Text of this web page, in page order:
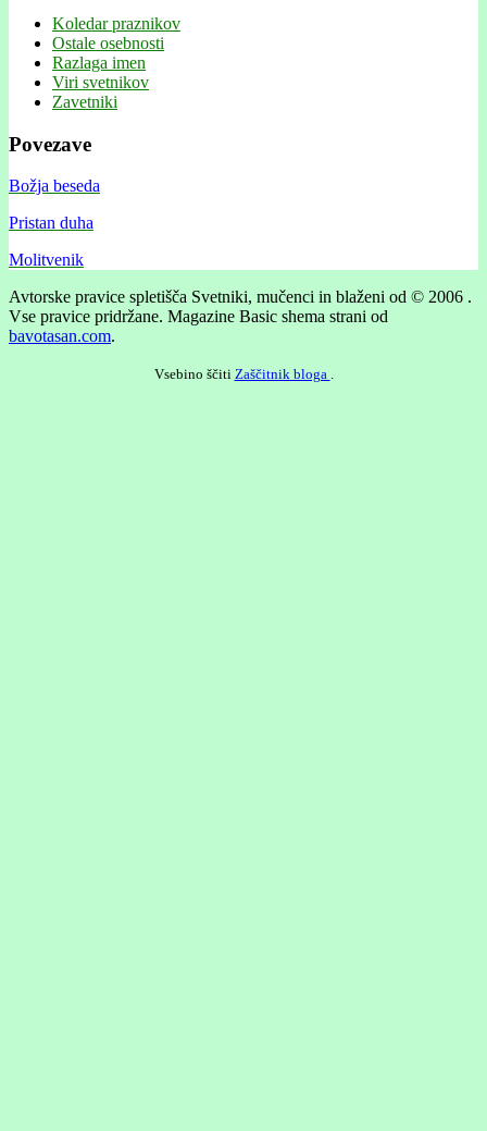
Koledar praznikov
Ostale osebnosti
Razlaga imen
Viri svetnikov
Zavetniki
Povezave
Božja beseda
Pristan duha
Molitvenik
Avtorske pravice spletišča Svetniki, mučenci in blaženi od © 2006 .
Vse pravice pridržane. Magazine Basic shema strani od
bavotasan.com.
Vsebino ščiti Zaščitnik bloga .